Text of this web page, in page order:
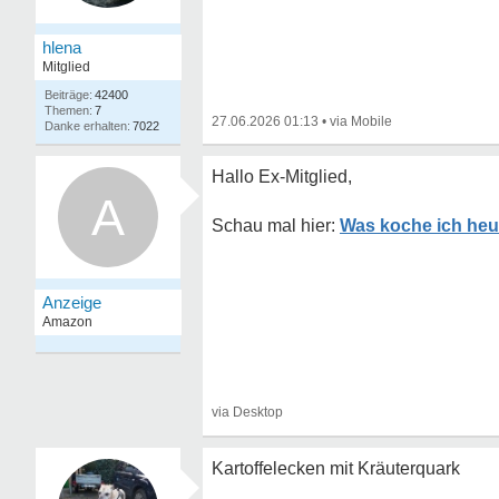
hlena
Mitglied
42400
7
7022
27.06.2026 01:13 •
A
Hallo Ex-Mitglied,
Was koche ich
Kartoffelecken mit Kräuterquark